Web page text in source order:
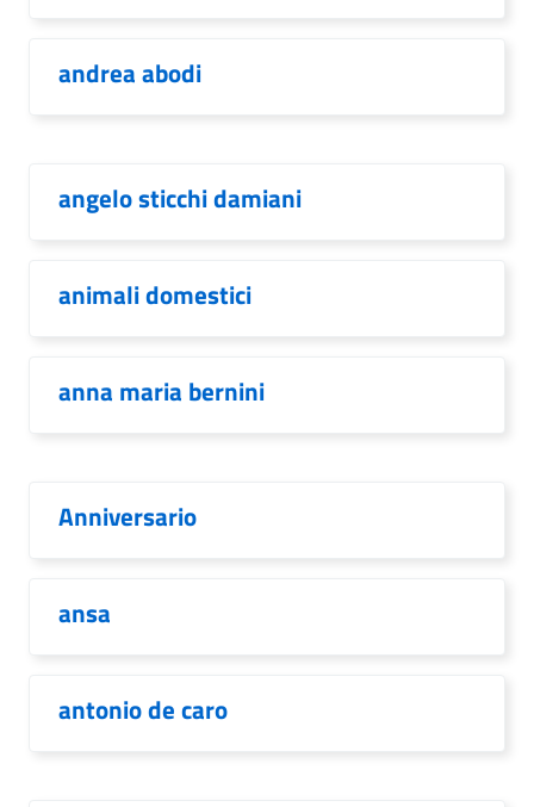
andrea abodi
angelo sticchi damiani
animali domestici
anna maria bernini
Anniversario
ansa
antonio de caro